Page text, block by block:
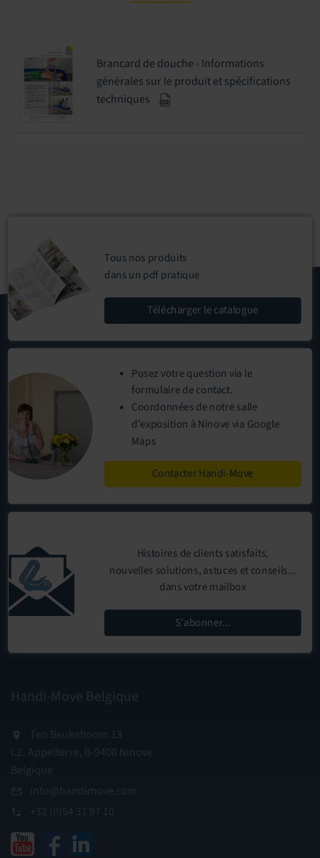
Brancard de douche - Informations
générales sur le produit et spécifications
techniques
Tous nos produits
dans un pdf pratique
Télécharger le catalogue
Posez votre question via le
formulaire de contact.
Coordonnéesde notresalle
d'exposition à Ninove via Google
Maps
Contacter Handi-Move
Histoires de clients satisfaits,
nouvelles solutions, astuces et conseils...
dans votre mailbox
S'abonner...
Handi-Move Belgique
Ten Beukeboom 13
I.Z. Appelterre, B-9400 Ninove
Belgique
info@handimove.com
+32 (0)54 31 97 10